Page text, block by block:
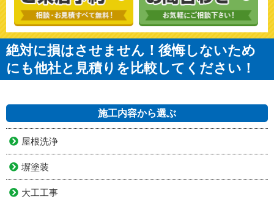
絶対に損はさせません！後悔しないため
にも他社と見積りを比較してください！
施工内容から選ぶ
屋根洗浄
塀塗装
大工工事